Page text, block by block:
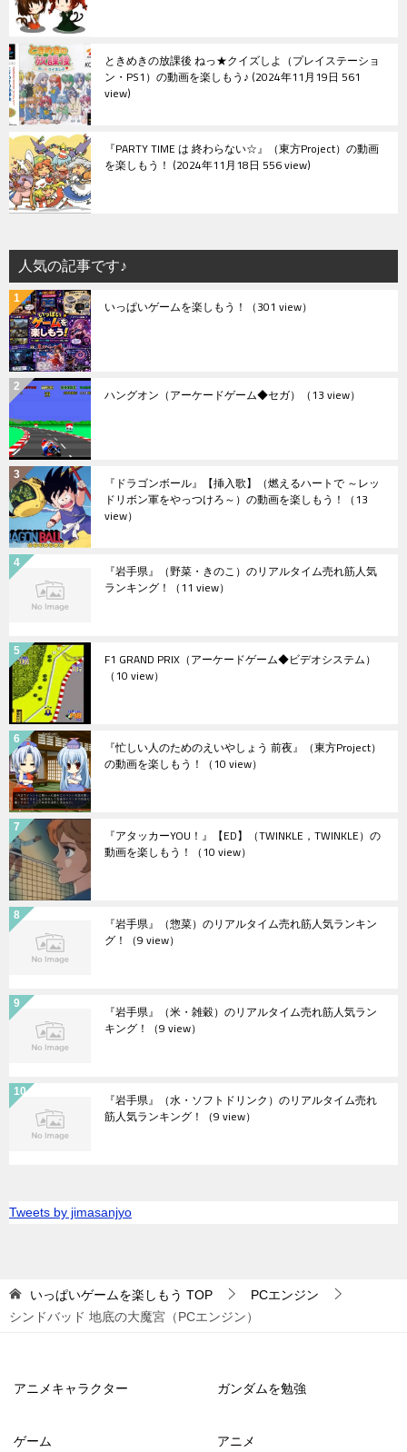
ときめきの放課後 ねっ★クイズしよ（プレイステーショ
ン・PS1）の動画を楽しもう♪ 2024年11月19日 561
view
『PARTY TIME は 終わらない☆』（東方Project）の動画
を楽しもう！ 2024年11月18日 556 view
人気の記事です♪
いっぱいゲームを楽しもう！ （301 view）
ハングオン（アーケードゲーム◆セガ） （13 view）
『ドラゴンボール』【挿入歌】（燃えるハートで ～レッ
ドリボン軍をやっつけろ～）の動画を楽しもう！ （13
view）
『岩手県』（野菜・きのこ）のリアルタイム売れ筋人気
ランキング！ （11 view）
F1 GRAND PRIX（アーケードゲーム◆ビデオシステム）
（10 view）
『忙しい人のためのえいやしょう 前夜』（東方Project）
の動画を楽しもう！ （10 view）
『アタッカーYOU！』【ED】（TWINKLE，TWINKLE）の
動画を楽しもう！ （10 view）
『岩手県』（惣菜）のリアルタイム売れ筋人気ランキン
グ！ （9 view）
『岩手県』（米・雑穀）のリアルタイム売れ筋人気ラン
キング！ （9 view）
『岩手県』（水・ソフトドリンク）のリアルタイム売れ
筋人気ランキング！ （9 view）
Tweets by jimasanjyo
いっぱいゲームを楽しもう TOP
PCエンジン
シンドバッド 地底の大魔宮（PCエンジン）
アニメキャラクター ガンダムを勉強
ゲーム アニメ